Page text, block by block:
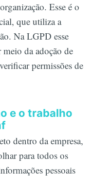
Esse é o
que utiliza a
Na LGPD esse
da adoção de
permissões de
e o trabalho
dentro da empresa,
para todos os
pessoais